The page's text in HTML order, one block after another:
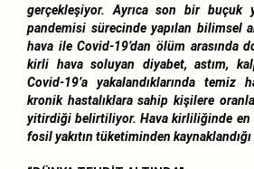
gerçekleşiyor. Ayrıca son bir buçuk
pandemisi sürecinde yapılan bilimsel
hava ile Covid-19’dan ölüm arasında
kirli hava soluyan diyabet, astım,
Covid-19’a yakalandıklarında temiz
kronik hastalıklara sahip kişilere
yitirdiği belirtiliyor. Hava kirliliğinde en
fosil yakıtın tüketiminden